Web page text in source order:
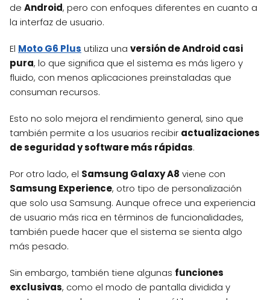
de Android, pero con enfoques diferentes en cuanto a
la interfaz de usuario.
El Moto G6 Plus utiliza una versión de Android casi
pura, lo que significa que el sistema es más ligero y
fluido, con menos aplicaciones preinstaladas que
consuman recursos.
Esto no solo mejora el rendimiento general, sino que
también permite a los usuarios recibir actualizaciones
de seguridad y software más rápidas.
Por otro lado, el Samsung Galaxy A8 viene con
Samsung Experience, otro tipo de personalización
que solo usa Samsung. Aunque ofrece una experiencia
de usuario más rica en términos de funcionalidades,
también puede hacer que el sistema se sienta algo
más pesado.
Sin embargo, también tiene algunas funciones
exclusivas, como el modo de pantalla dividida y